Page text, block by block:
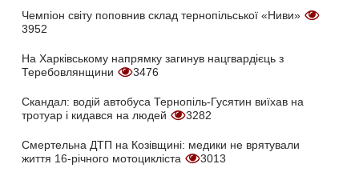
Чемпіон світу поповнив склад тернопільської «Ниви»
3952
На Харківському напрямку загинув нацгвардієць з
Теребовлянщини
3476
Скандал: водій автобуса Тернопіль-Гусятин виїхав на
тротуар і кидався на людей
3282
Смертельна ДТП на Козівщині: медики не врятували
життя 16-річного мотоцикліста
3013